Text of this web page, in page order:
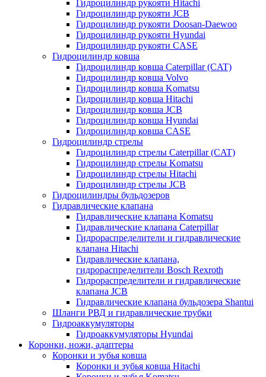
Гидроцилиндр рукояти Hitachi
Гидроцилиндр рукояти JCB
Гидроцилиндр рукояти Doosan-Daewoo
Гидроцилиндр рукояти Hyundai
Гидроцилиндр рукояти CASE
Гидроцилиндр ковша
Гидроцилиндр ковша Caterpillar (CAT)
Гидроцилиндр ковша Volvo
Гидроцилиндр ковша Komatsu
Гидроцилиндр ковша Hitachi
Гидроцилиндр ковша JCB
Гидроцилиндр ковша Hyundai
Гидроцилиндр ковша CASE
Гидроцилиндр стрелы
Гидроцилиндр стрелы Caterpillar (CAT)
Гидроцилиндр стрелы Komatsu
Гидроцилиндр стрелы Hitachi
Гидроцилиндр стрелы JCB
Гидроцилиндры бульдозеров
Гидравлические клапана
Гидравлические клапана Komatsu
Гидравлические клапана Caterpillar
Гидрораспределители и гидравлические
клапана Hitachi
Гидравлические клапана,
гидрораспределители Bosch Rexroth
Гидрораспределители и гидравлические
клапана JCB
Гидравлические клапана бульдозера Shantui
Шланги РВД и гидравлические трубки
Гидроаккумуляторы
Гидроаккумуляторы Hyundai
Коронки, ножи, адаптеры
Коронки и зубья ковша
Коронки и зубья ковша Hitachi